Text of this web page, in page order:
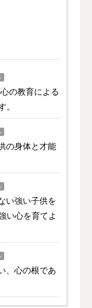
の教育による
。
の身体と才能
い強い子供を
い心を育てよ
、心の根であ